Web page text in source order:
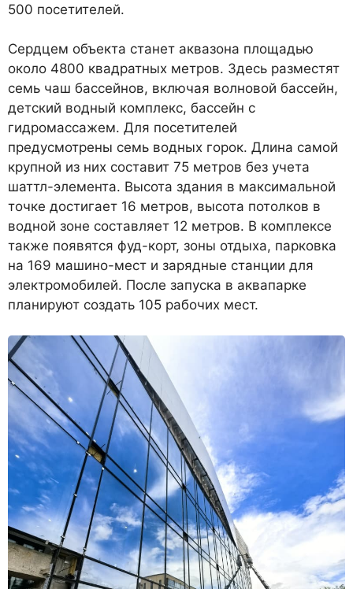
500 посетителей.
Сердцем объекта станет аквазона площадью
около 4800 квадратных метров. Здесь разместят
семь чаш бассейнов, включая волновой бассейн,
детский водный комплекс, бассейн с
гидромассажем. Для посетителей
предусмотрены семь водных горок. Длина самой
крупной из них составит 75 метров без учета
шаттл-элемента. Высота здания в максимальной
точке достигает 16 метров, высота потолков в
водной зоне составляет 12 метров. В комплексе
также появятся фуд-корт, зоны отдыха, парковка
на 169 машино-мест и зарядные станции для
электромобилей. После запуска в аквапарке
планируют создать 105 рабочих мест.